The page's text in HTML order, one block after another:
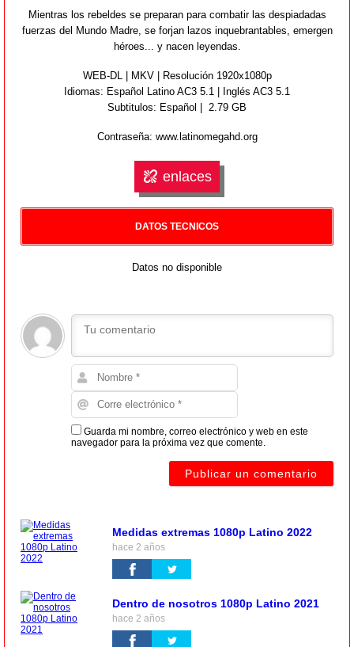
Mientras los rebeldes se preparan para combatir las despiadadas
fuerzas del Mundo Madre, se forjan lazos inquebrantables, emergen
héroes... y nacen leyendas.
WEB-DL | MKV | Resolución 1920x1080p
Idiomas: Español Latino AC3 5.1 | Inglés AC3 5.1
Subtitulos: Español | 2.79 GB
Contraseña: www.latinomegahd.org
enlaces
DATOS TECNICOS
Datos no disponible
Guarda mi nombre, correo electrónico y web en este
navegador para la próxima vez que comente.
Medidas extremas 1080p Latino 2022
hace 2 años
Dentro de nosotros 1080p Latino 2021
hace 2 años